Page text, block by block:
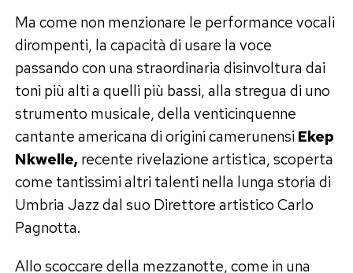
Ma come non menzionare le performance vocali
dirompenti, la capacità di usare la voce
passando con una straordinaria disinvoltura dai
toni più alti a quelli più bassi, alla stregua di uno
strumento musicale, della venticinquenne
cantante americana di origini camerunensiEkep
Nkwelle,recente rivelazione artistica, scoperta
come tantissimi altri talenti nella lunga storia di
Umbria Jazz dal suo Direttore artistico Carlo
Pagnotta.
Allo scoccare della mezzanotte, come in una